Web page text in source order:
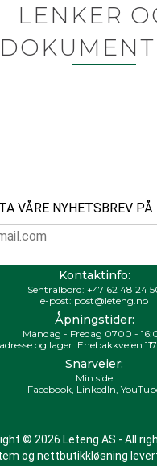
LENKER
VÅRE NYHETSBREV
Kontaktinfo:
Sentralbord: +47 62 48 24
e-post: post@leteng.no
Åpningstider:
Mandag - Fredag 0700 -
og lager: Enebakkveien
Snarveier:
Min side
Facebook LinkedIn
© 2026 Leteng AS - All
og nettbutikkløsning